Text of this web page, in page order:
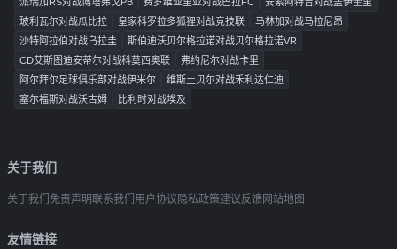
玻利瓦尔对战瓜比拉
皇家科罗拉多狐狸对战竞技联
马林加对战马拉尼昂
沙特阿拉伯对战乌拉圭
斯伯迪沃贝尔格拉诺对战贝尔格拉诺VR
CD艾斯图迪安蒂尔对战科莫西奥联
弗约尼尔对战卡里
阿尔拜尔足球俱乐部对战伊米尔
维斯土贝尔对战禾利达仁迪
塞尔福斯对战沃古姆
比利时对战埃及
关于我们
关于我们 免责声明联系我们 用户协议 隐私政策建议反馈网站地图
友情链接